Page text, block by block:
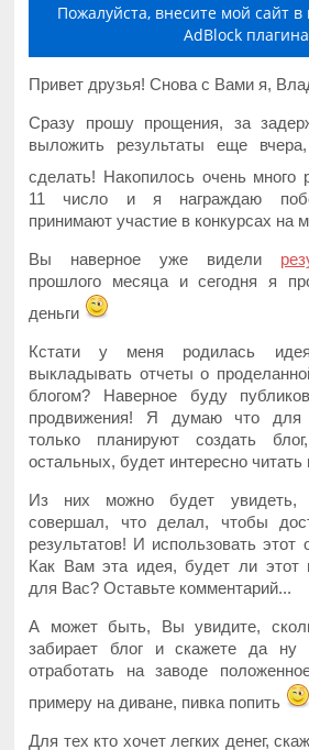
Пожалуйста, внесите мой сайт в
AdBlock плагина
Привет друзья! Снова с Вами я,
Сразу прошу прощения, за
выложить результаты еще
сделать! Накопилось очень много
11 число и я награждаю
принимают участие в конкурсах на
Вы наверное уже видели
прошлого месяца и сегодня я
деньги
Кстати у меня родилась
выкладывать отчеты о
блогом? Наверное буду
продвижения! Я думаю что для
только планируют создать
остальных, будет интересно
Из них можно будет увидеть,
совершал, что делал, чтобы
результатов! И использовать
Как Вам эта идея, будет ли этот
для Вас? Оставьте комментарий...
А может быть, Вы увидите,
забирает блог и скажете да
отработать на заводе
примеру на диване, пивка попить
Для тех кто хочет легких денег,